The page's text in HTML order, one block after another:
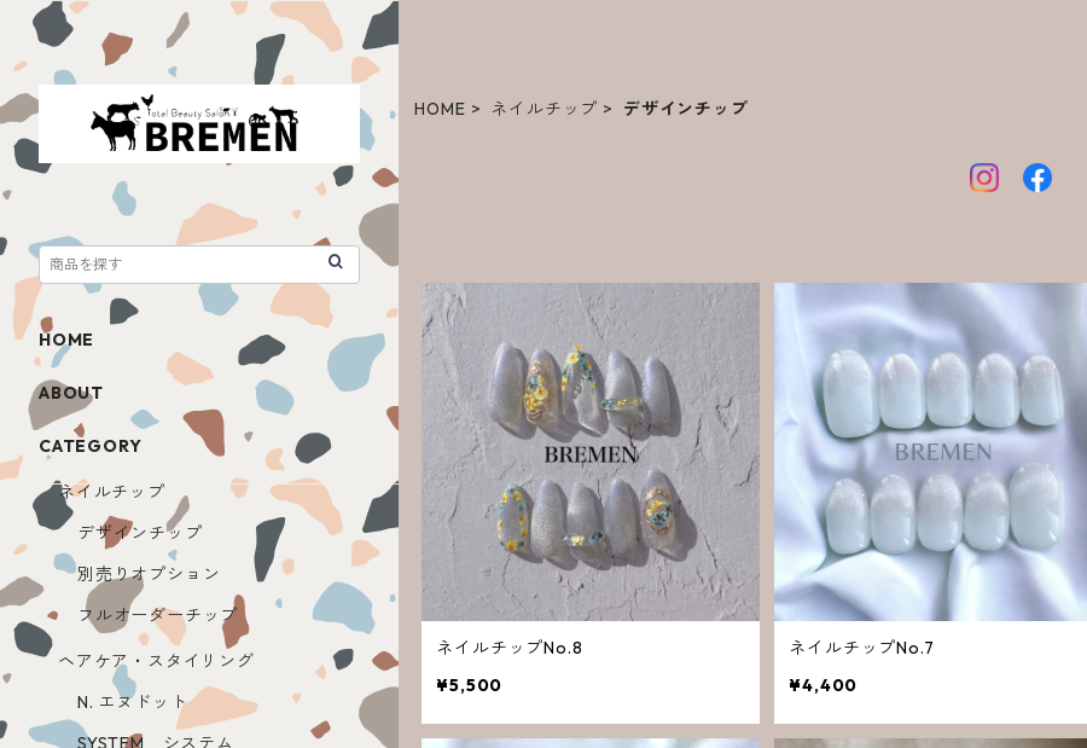
HOME ネイルチップ デザインチップ
ネイルチップNo.8
¥5,500
ネイルチップNo.7
¥4,400
HOME
ABOUT
CATEGORY
ネイルチップ
デザインチップ
別売りオプション
フルオーダーチップ
ヘアケア・スタイリング
N. エヌドット
SYSTEM システム